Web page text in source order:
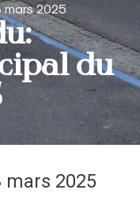
mars 2025
du
mars 2025